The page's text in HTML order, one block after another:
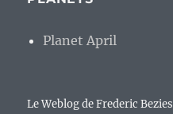
Planet April
Le Weblog de Frederic Bezies